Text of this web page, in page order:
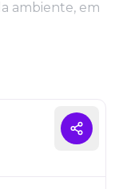
ambiente, em
a praticidade
vida
para quem
regiões mais